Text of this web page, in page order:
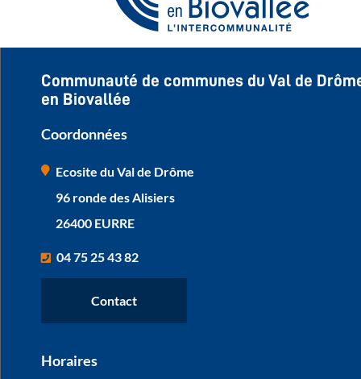
Communauté de communes du Val de
en Biovallée
Coordonnées
Ecosite du Val de Drôme
96 ronde des Alisiers
26400 EURRE
04 75 25 43 82
Contact
Horaires